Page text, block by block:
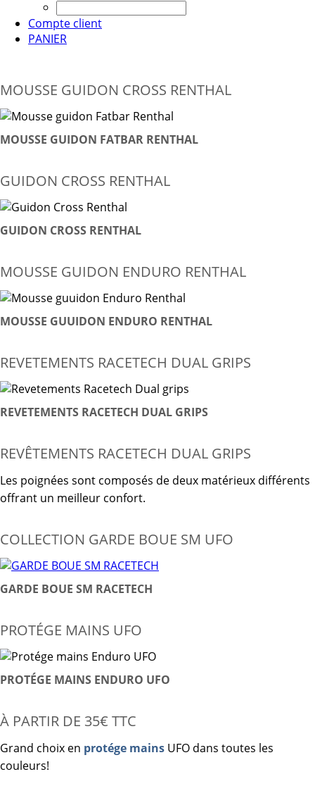
Compte client
PANIER
MOUSSE GUIDON CROSS RENTHAL
MOUSSE GUIDON FATBAR RENTHAL
GUIDON CROSS RENTHAL
GUIDON CROSS RENTHAL
MOUSSE GUIDON ENDURO RENTHAL
MOUSSE GUUIDON ENDURO RENTHAL
REVETEMENTS RACETECH DUAL GRIPS
REVETEMENTS RACETECH DUAL GRIPS
REVÊTEMENTS RACETECH DUAL GRIPS
Les poignées sont composés de deux matérieux différents
offrant un meilleur confort.
COLLECTION GARDE BOUE SM UFO
GARDE BOUE SM RACETECH
PROTÉGE MAINS UFO
PROTÉGE MAINS ENDURO UFO
À PARTIR DE 35€ TTC
Grand choix en protége mains UFO dans toutes les
couleurs!